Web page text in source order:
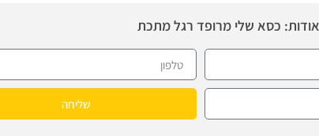
כסא שלי מרופד רגל מתכת
שליחה